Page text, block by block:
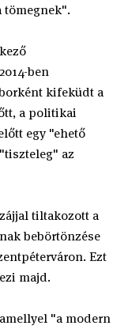
tömegnek".
ben
kifeküdt a
a politikai
egy "ehető
az
tiltakozott a
bebörtönzése
Ezt
majd.
"a modern